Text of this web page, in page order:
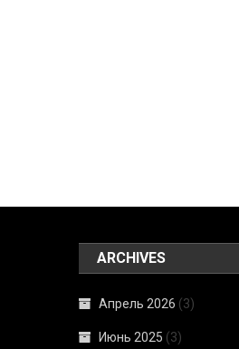
ARCHIVES
Апрель 2026 (3)
Июнь 2025 (3)